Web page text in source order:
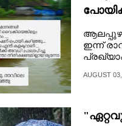
ഇന്ന്
AUGUST